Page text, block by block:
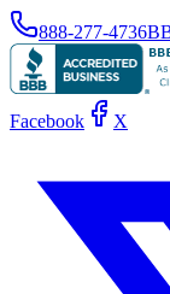
888-277-4736
Facebook X